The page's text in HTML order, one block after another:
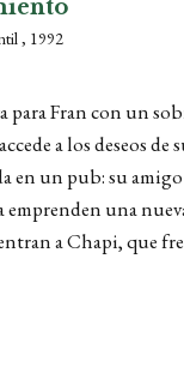
, 1992
para Fran con un
a los deseos
en un pub: su
emprenden una
a Chapi, que